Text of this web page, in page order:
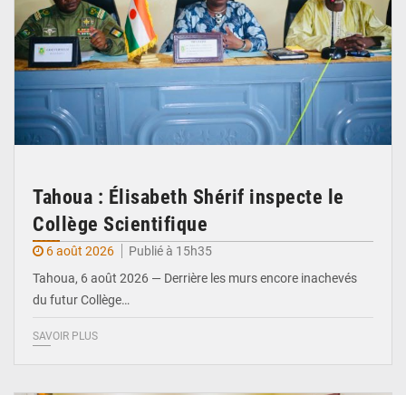
Tahoua : Élisabeth Shérif inspecte le
Collège Scientifique
6 août 2026
Publié à 15h35
Tahoua, 6 août 2026 — Derrière les murs encore inachevés
du futur Collège…
SAVOIR PLUS